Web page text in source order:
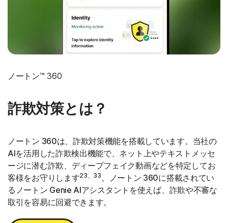
ノートン™ 360
詐欺対策とは？
ノートン 360は、詐欺対策機能を搭載しています。当社の
AIを活用した詐欺検出機能で、ネット上やテキストメッセ
ージに潜む詐欺、ディープフェイク動画などを特定してお
客様をお守りします23、33。ノートン 360に搭載されてい
るノートン Genie AIアシスタントを使えば、詐欺や不審な
取引を容易に回避できます。